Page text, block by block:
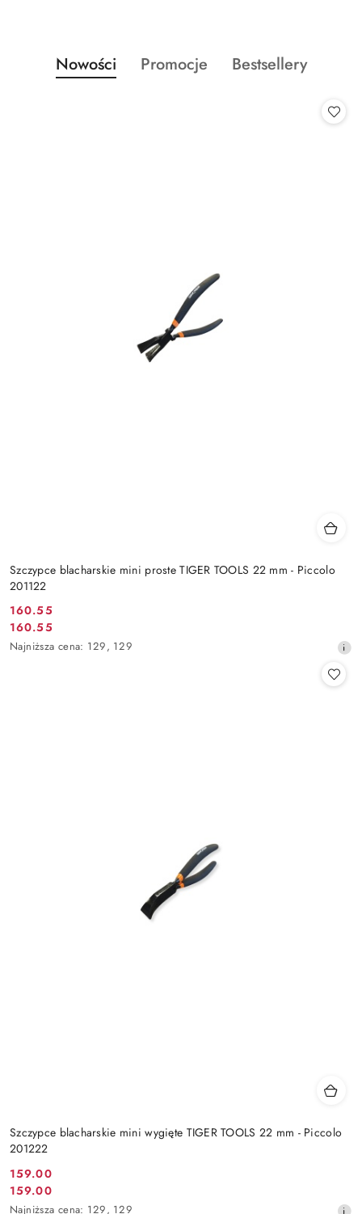
Pomiń karuzelę produktów
Produkty
o
Nowości
Produkty
Promocje
Produkty
Bestsellery
Szczypce blacharskie mini proste TIGER TOOLS 22 mm - Piccolo
201122
Cena
promocyjna:
160.55
Cena
promocyjna:
160.55
Najniższa
Najniższa cena: 129, 129
Szczypce blacharskie mini wygięte TIGER TOOLS 22 mm - Piccolo
201222
Cena
promocyjna:
159.00
Cena
159.00
Najniższa
Najniższa cena: 129, 129